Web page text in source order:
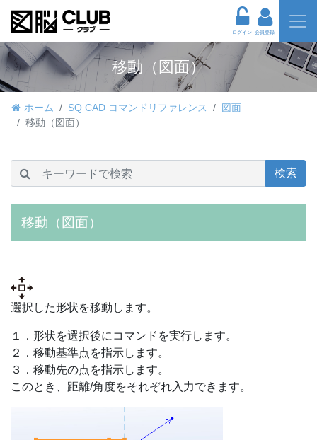
ログイン 会員登録
移動（図面）
ホーム SQ CAD コマンドリファレンス
図面
移動（図面）
検索
移動（図面）
選択した形状を移動します。
１．形状を選択後にコマンドを実行します。
２．移動基準点を指示します。
３．移動先の点を指示します。
このとき、距離/角度をそれぞれ入力できます。